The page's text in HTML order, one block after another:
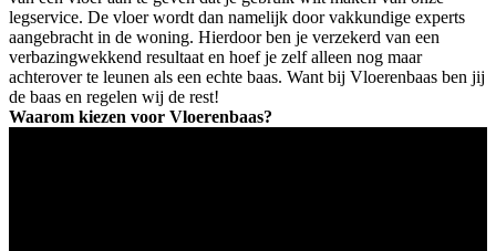
legservice. De vloer wordt dan namelijk door vakkundige experts
aangebracht in de woning. Hierdoor ben je verzekerd van een
verbazingwekkend resultaat en hoef je zelf alleen nog maar
achterover te leunen als een echte baas. Want bij Vloerenbaas ben jij
de baas en regelen wij de rest!
Waarom kiezen voor Vloerenbaas?